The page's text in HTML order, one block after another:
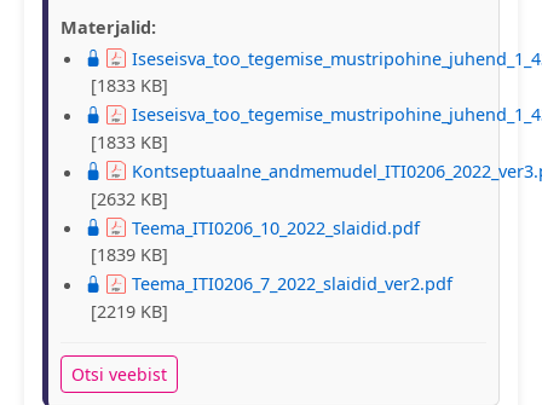
Materjalid:
[1833 KB]
[1833 KB]
[2632 KB]
Teema_ITI0206_10_2022_slaidid.pdf
[1839 KB]
Teema_ITI0206_7_2022_slaidid_ver2.pdf
[2219 KB]
Otsi veebist